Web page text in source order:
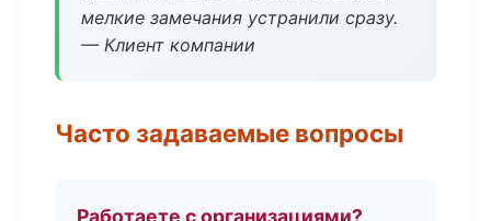
мелкие замечания устранили сразу.
— Клиент компании
Часто задаваемые вопросы
Работаете с организациями?